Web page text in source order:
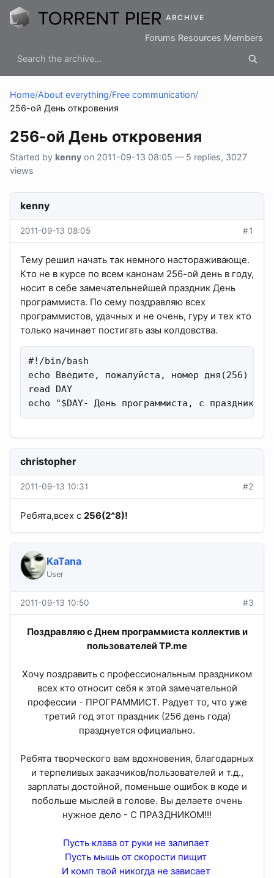
ARCHIVE
Forums Resources Members
Home/About everything/Free communication/
256-ой День откровения
256-ой День откровения
Started by kenny on 2011-09-13 08:05 — 5 replies, 3027
views
kenny
2011-09-13 08:05 #1
Тему решил начать так немного настораживающе.
Кто не в курсе по всем канонам 256-ой день в году,
носит в себе замечательнейшей праздник День
программиста. По сему поздравляю всех
программистов, удачных и не очень, гуру и тех кто
только начинает постигать азы колдовства.
#!/bin/bash
echo Введите, пожалуйста, номер дня(256)
read DAY
echo "$DAY- День программиста, с
christopher
2011-09-13 10:31 #2
Ребята,всех с 256(2^8)!
KaTana
User
2011-09-13 10:50 #3
Поздравляю с Днем программиста коллектив и
пользователей TP.me
Хочу поздравить с профессиональным праздником
всех кто относит себя к этой замечательной
профессии - ПРОГРАММИСТ. Радует то, что уже
третий год этот праздник (256 день года)
празднуется официально.​
Ребята творческого вам вдохновения, благодарных
и терпеливых заказчиков/пользователей и т.д.,
зарплаты достойной, поменьше ошибок в коде и
побольше мыслей в голове. Вы делаете очень
нужное дело - С ПРАЗДНИКОМ!!!​
Пусть клава от руки не залипает
Пусть мышь от скорости пищит
И комп твой никогда не зависает